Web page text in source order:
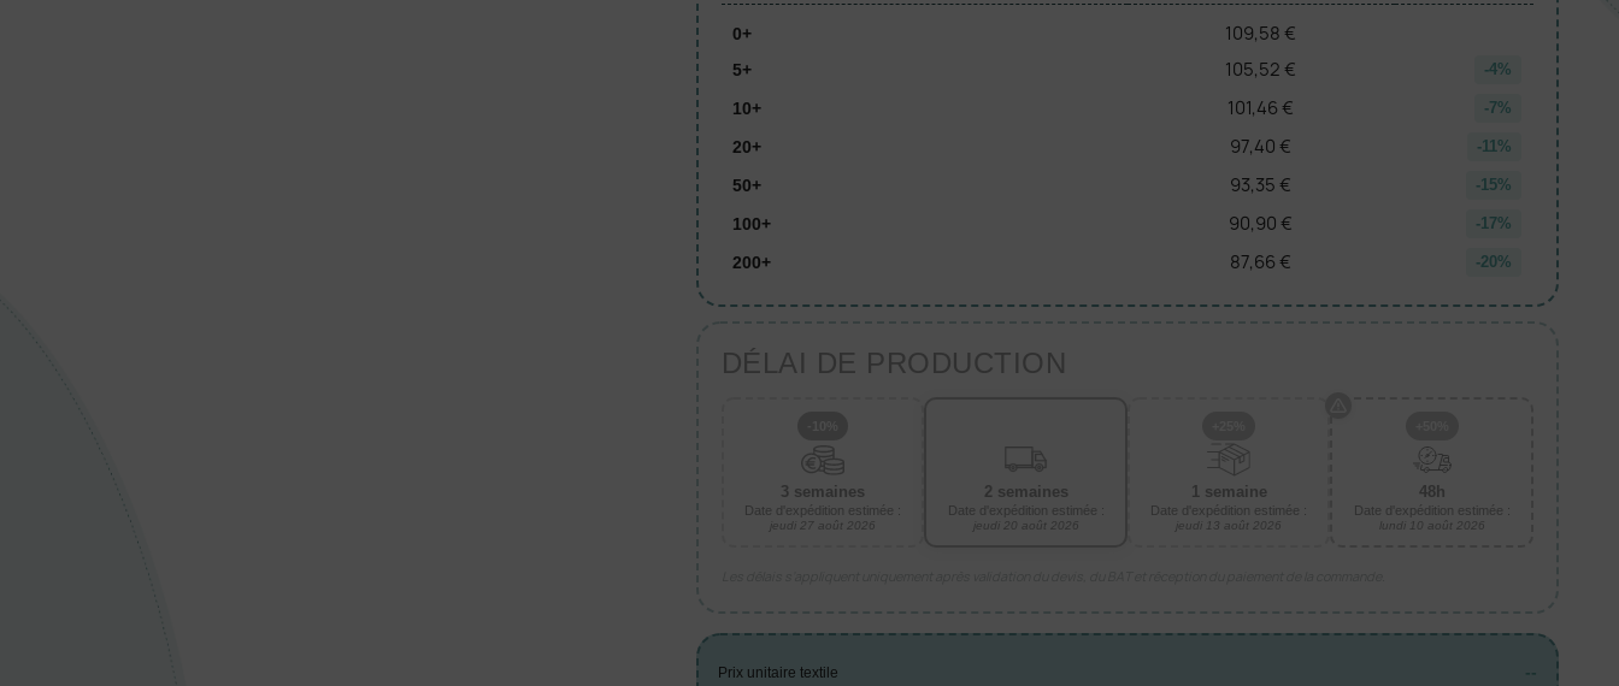
0+ 109,58 €
5+ 105,52 € -4%
10+ 101,46 € -7%
20+ 97,40 € -11%
50+ 93,35 € -15%
100+ 90,90 € -17%
200+ 87,66 € -20%
DÉLAI DE PRODUCTION
3 semaines
Date d'expédition estimée :
jeudi 27 août 2026
2 semaines
Date d'expédition estimée :
jeudi 20 août 2026
1 semaine
Date d'expédition estimée :
jeudi 13 août 2026
48h
Date d'expédition estimée :
lundi 10 août 2026
Prix unitaire textile --